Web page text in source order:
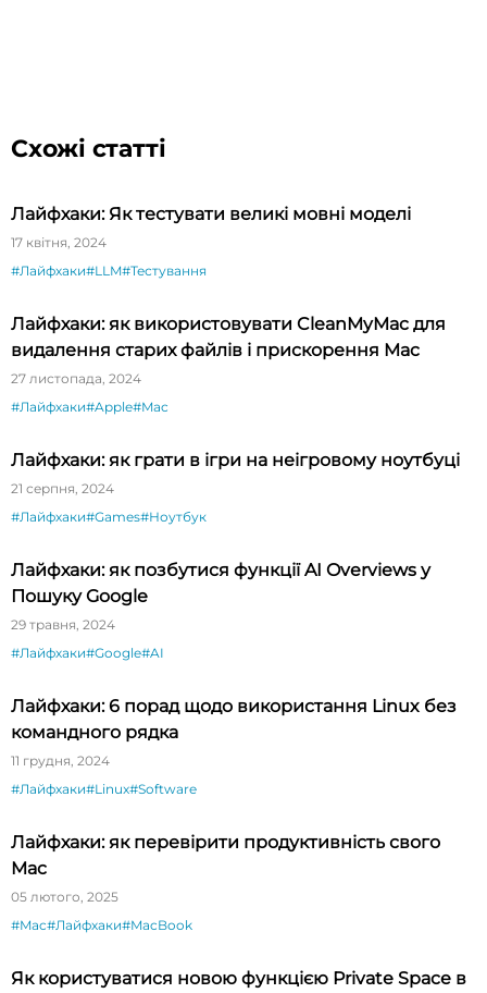
Схожі статті
Лайфхаки: Як тестувати великі мовні моделі
17 квітня, 2024
#Лайфхаки#LLM#Тестування
Лайфхаки: як використовувати CleanMyMac для
видалення старих файлів і прискорення Mac
27 листопада, 2024
#Лайфхаки#Apple#Mac
Лайфхаки: як грати в ігри на неігровому ноутбуці
21 серпня, 2024
#Лайфхаки#Games#Ноутбук
Лайфхаки: як позбутися функції AI Overviews у
Пошуку Google
29 травня, 2024
#Лайфхаки#Google#AI
Лайфхаки: 6 порад щодо використання Linux без
командного рядка
11 грудня, 2024
#Лайфхаки#Linux#Software
Лайфхаки: як перевірити продуктивність свого
Mac
05 лютого, 2025
#Mac#Лайфхаки#MacBook
Як користуватися новою функцією Private Space в